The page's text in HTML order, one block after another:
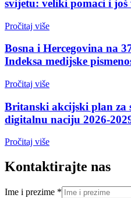
svijetu: veliki pomaci i još
Pročitaj više
Bosna i Hercegovina na
Indeksa medijske
Pročitaj više
Britanski akcijski plan
digitalnu naciju 2026-
Pročitaj više
Kontaktirajte nas
Ime i prezime *